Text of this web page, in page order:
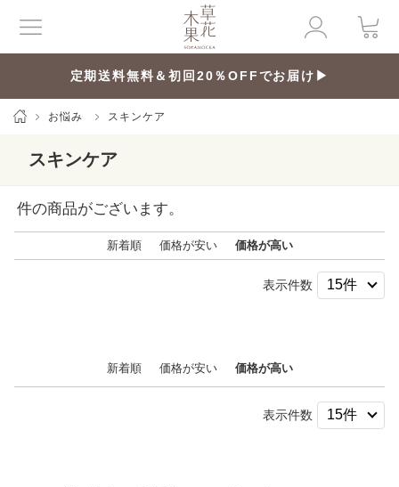
定期送料無料＆初回20％OFFでお届け▶
お悩み スキンケア
スキンケア
件の商品がございます。
新着順 価格が安い 価格が高い
表示件数
新着順 価格が安い 価格が高い
表示件数